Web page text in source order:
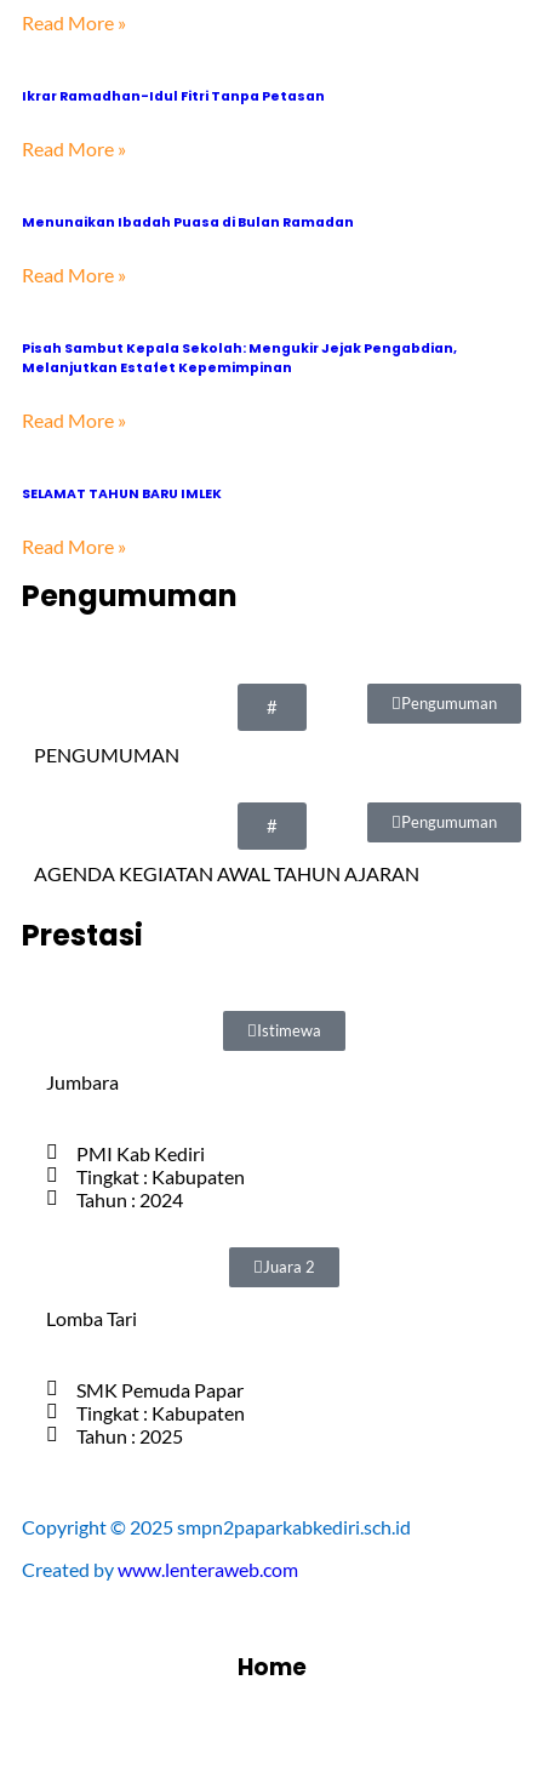
Read More »
Ikrar Ramadhan-Idul Fitri Tanpa Petasan
Read More »
Menunaikan Ibadah Puasa di Bulan Ramadan
Read More »
Pisah Sambut Kepala Sekolah: Mengukir Jejak Pengabdian,
Melanjutkan Estafet Kepemimpinan
Read More »
SELAMAT TAHUN BARU IMLEK
Read More »
Pengumuman
Pengumuman
#
PENGUMUMAN
Pengumuman
#
AGENDA KEGIATAN AWAL TAHUN AJARAN
Prestasi
Istimewa
Jumbara
PMI Kab Kediri
Tingkat : Kabupaten
Tahun : 2024
Juara 2
Lomba Tari
SMK Pemuda Papar
Tingkat : Kabupaten
Tahun : 2025
Copyright © 2025 smpn2paparkabkediri.sch.id
Created bywww.lenteraweb.com
Home